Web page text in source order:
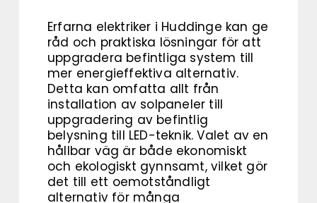
Erfarna elektriker i Huddinge kan ge
råd och praktiska lösningar för att
uppgradera befintliga system till
mer energieffektiva alternativ.
Detta kan omfatta allt från
installation av solpaneler till
uppgradering av befintlig
belysning till LED-teknik. Valet av en
hållbar väg är både ekonomiskt
och ekologiskt gynnsamt, vilket gör
det till ett oemotståndligt
alternativ för många